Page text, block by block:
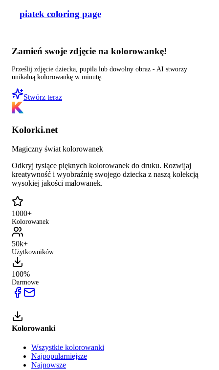
piatek coloring page
Zamień swoje zdjęcie na kolorowankę!
Prześlij zdjęcie dziecka, pupila lub dowolny obraz - AI stworzy
unikalną kolorowankę w minutę.
Stwórz teraz
Kolorki.net
Magiczny świat kolorowanek
Odkryj tysiące pięknych kolorowanek do druku. Rozwijaj
kreatywność i wyobraźnię swojego dziecka z naszą kolekcją
wysokiej jakości malowanek.
1000+
Kolorowanek
50k+
Użytkowników
100%
Darmowe
Kolorowanki
Wszystkie kolorowanki
Najpopularniejsze
Najnowsze